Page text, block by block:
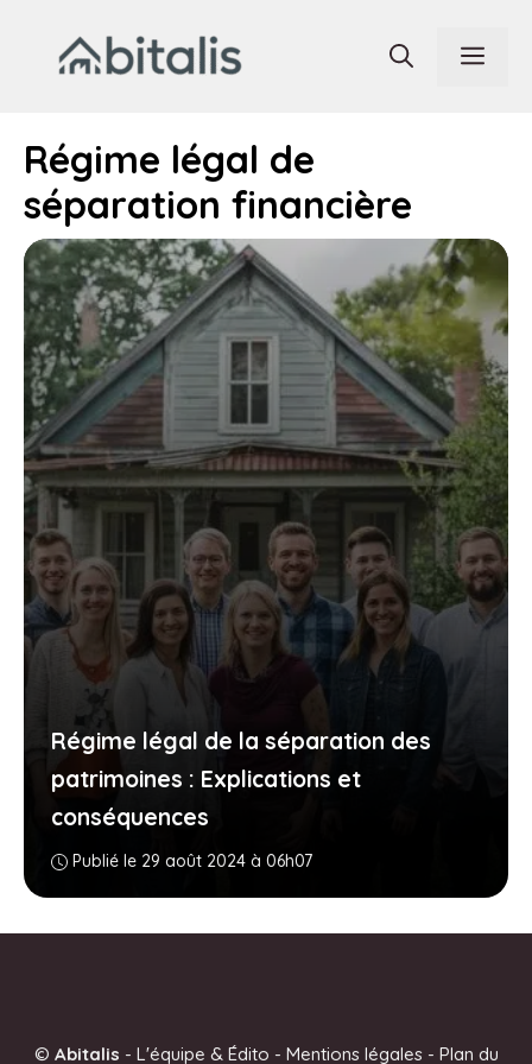
contenu
Régime légal de
séparation financière
Régime légal de la séparation des
patrimoines : Explications et
conséquences
Publié le 29 août 2024 à 06h07
© Abitalis - L'équipe & Édito - Mentions légales- Plan du